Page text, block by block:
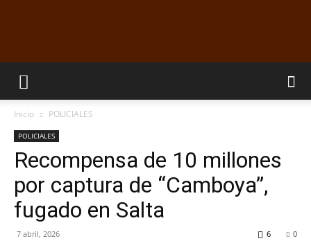
EL
RADIO
Inicio POLICIALES
POLICIALES
Recompensa de 10 millones
por captura de “Camboya”,
fugado en Salta
7 abril, 2026 0
6